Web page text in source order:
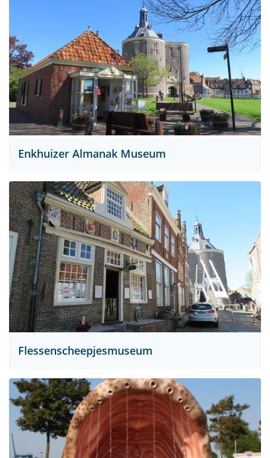
Enkhuizer Almanak Museum
Flessenscheepjesmuseum